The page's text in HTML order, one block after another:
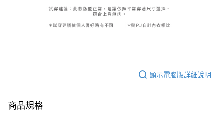
顯示電腦版詳細說明
商品規格